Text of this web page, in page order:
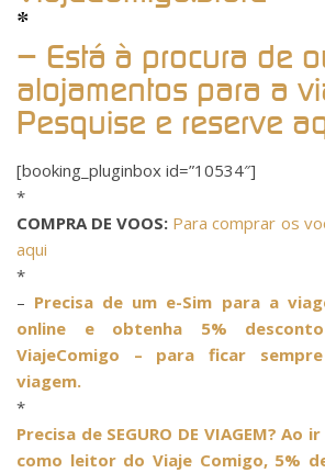
*
– Está à procura de
alojamentos para a
Pesquise e reserve
[booking_pluginbox id=”10534″]
*
COMPRA DE VOOS: Para comprar os
aqui
*
– Precisa de um e-Sim para a
online e obtenha 5%
ViajeComigo – para ficar
viagem.
*
Precisa de SEGURO DE VIAGEM?
como leitor do Viaje Comigo, 5%